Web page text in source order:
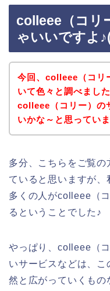
colleee（コリ
ゃいいですよ
今回、colleee（コリ
いて色々と調べまし
colleee（コリー）の
いかな～と思ってい
多分、こちらをご覧の
ていると思いますが
多くの人がcolleee（
るということでした♪
やっぱり、colleee（
いサービスなどは、こ
然と広がっていくもの